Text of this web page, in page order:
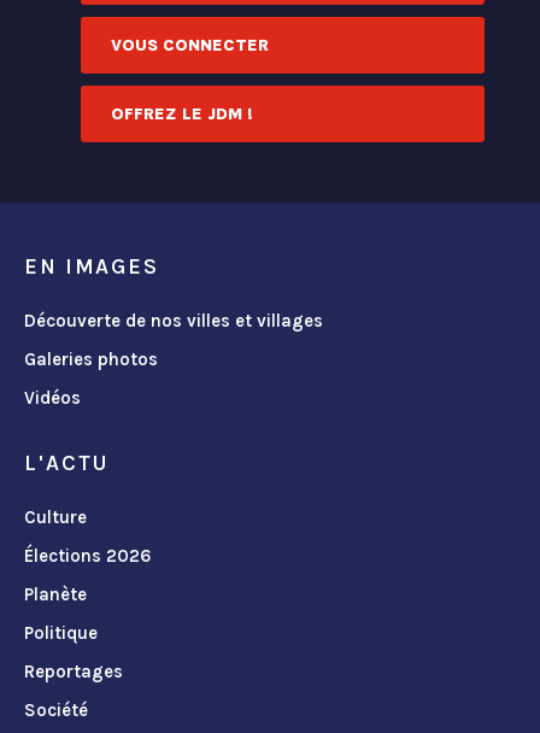
VOUS CONNECTER
OFFREZ LE JDM !
EN IMAGES
Découverte de nos villes et villages
Galeries photos
Vidéos
L'ACTU
Culture
Élections 2026
Planète
Politique
Reportages
Société